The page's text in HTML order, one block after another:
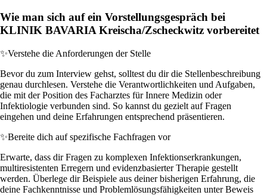
Wie man sich auf ein Vorstellungsgespräch bei
KLINIK BAVARIA Kreischa/Zscheckwitz vorbereitet
✨Verstehe die Anforderungen der Stelle
Bevor du zum Interview gehst, solltest du dir die Stellenbeschreibung
genau durchlesen. Verstehe die Verantwortlichkeiten und Aufgaben,
die mit der Position des Facharztes für Innere Medizin oder
Infektiologie verbunden sind. So kannst du gezielt auf Fragen
eingehen und deine Erfahrungen entsprechend präsentieren.
✨Bereite dich auf spezifische Fachfragen vor
Erwarte, dass dir Fragen zu komplexen Infektionserkrankungen,
multiresistenten Erregern und evidenzbasierter Therapie gestellt
werden. Überlege dir Beispiele aus deiner bisherigen Erfahrung, die
deine Fachkenntnisse und Problemlösungsfähigkeiten unter Beweis